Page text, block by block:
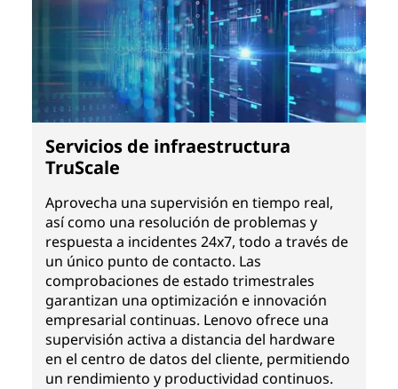
Servicios de infraestructura
TruScale
Aprovecha una supervisión en tiempo real,
así como una resolución de problemas y
respuesta a incidentes 24x7, todo a través de
un único punto de contacto. Las
comprobaciones de estado trimestrales
garantizan una optimización e innovación
empresarial continuas. Lenovo ofrece una
supervisión activa a distancia del hardware
en el centro de datos del cliente, permitiendo
un rendimiento y productividad continuos.